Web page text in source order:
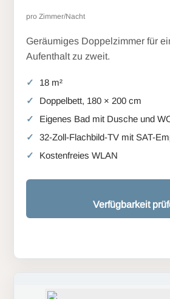
pro Zimmer/Nacht
Geräumiges Doppelzimmer für
Aufenthalt zu zweit.
18 m²
Doppelbett, 180 × 200 cm
Eigenes Bad mit Dusche und
32-Zoll-Flachbild-TV mit SAT-
Kostenfreies WLAN
Verfügbarkeit